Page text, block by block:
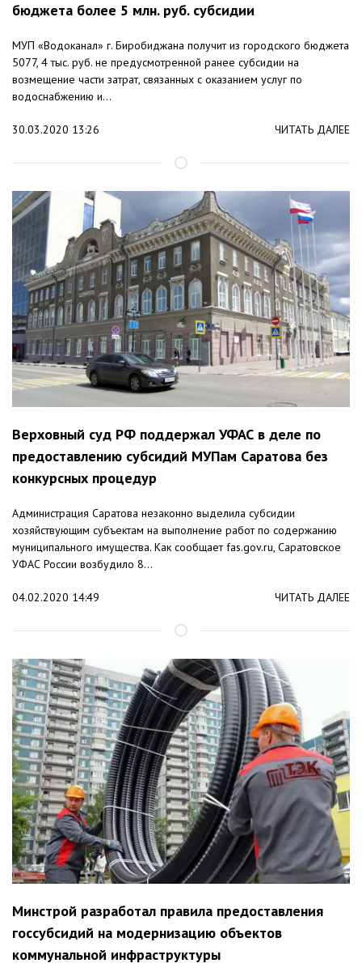
бюджета более 5 млн. руб. субсидии
МУП «Водоканал» г. Биробиджана получит из городского бюджета
5077, 4 тыс. руб. не предусмотренной ранее субсидии на
возмещение части затрат, связанных с оказанием услуг по
водоснабжению и...
30.03.2020 13:26 ЧИТАТЬ ДАЛЕЕ
Верховный суд РФ поддержал УФАС в деле по
предоставлению субсидий МУПам Саратова без
конкурсных процедур
Администрация Саратова незаконно выделила субсидии
хозяйствующим субъектам на выполнение работ по содержанию
муниципального имущества. Как сообщает fas.gov.ru, Саратовское
УФАС России возбудило 8...
04.02.2020 14:49 ЧИТАТЬ ДАЛЕЕ
Минстрой разработал правила предоставления
госсубсидий на модернизацию объектов
коммунальной инфраструктуры